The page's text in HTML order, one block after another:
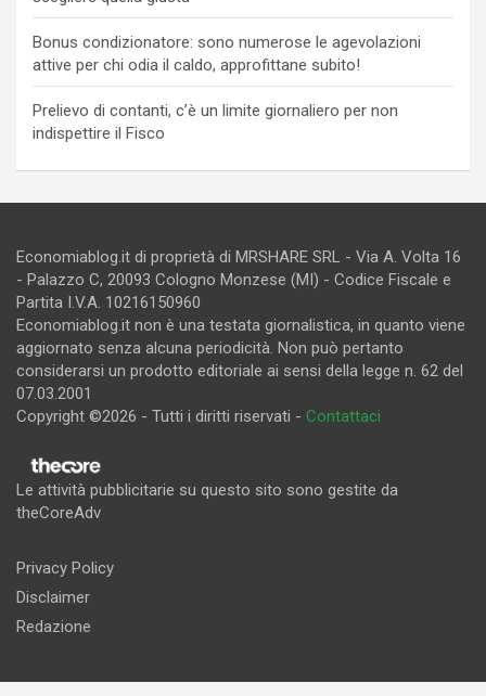
Bonus condizionatore: sono numerose le agevolazioni
attive per chi odia il caldo, approfittane subito!
Prelievo di contanti, c’è un limite giornaliero per non
indispettire il Fisco
Economiablog.it di proprietà di MRSHARE SRL - Via A. Volta 16
- Palazzo C, 20093 Cologno Monzese (MI) - Codice Fiscale e
Partita I.V.A. 10216150960
Economiablog.it non è una testata giornalistica, in quanto viene
aggiornato senza alcuna periodicità. Non può pertanto
considerarsi un prodotto editoriale ai sensi della legge n. 62 del
07.03.2001
Copyright ©2026 - Tutti i diritti riservati - Contattaci
Le attività pubblicitarie su questo sito sono gestite da
theCoreAdv
Privacy Policy
Disclaimer
Redazione